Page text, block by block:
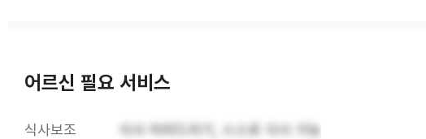
어르신 필요 서비스
식사보조
식사 차려드리기, 스스로 식사 가능